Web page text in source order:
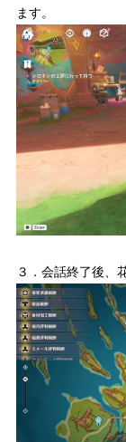
ます。
３．会話終了後、